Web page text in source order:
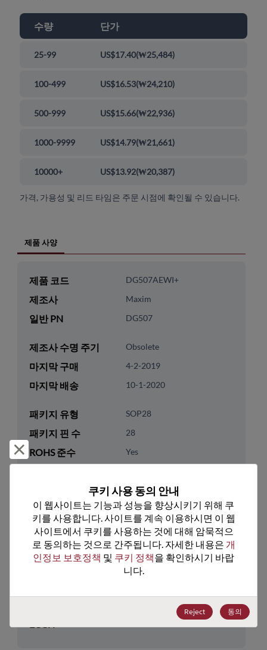
수량 단가
25-99 US$17.40(₩25,484)
100-499 US$16.53(₩24,210)
500-999 US$15.66(₩22,936)
1000-9999 US$14.79(₩21,661)
10000+ US$13.92(₩20,387)
가격, 가용성 및 리드 타임은 주문 시점에 확인될 수 있습니다.
제품 사양
제품 코드 DG507AEWI+
제조사 Maxim
일반 PN DG507
제조사 수명 주기 Obsolete
마지막 구매 4-2-2019
마지막 배송 10-1-2020
패키지 유형 SOP28
패키지 핀 수 28
ROHS 준수 Yes
Tube
패키지 수량 25
기술 카테고리 Analog & Mixed Signal
기술 하위 카테고리 Multiplexer & Switch
Multiplexers/Switches
거부 및 닫기
쿠키 사용 동의 안내
이 웹사이트는 기능과 성능을 향상시키기 위해 쿠
키를 사용합니다. 사이트를 계속 이용하시면 이 웹
사이트에서 쿠키를 사용하는 것에 대해 암묵적으
로 동의하는 것으로 간주됩니다. 자세한 내용은 개
인정보 보호정책 및 쿠키 정책을 확인하시기 바랍
니다.
Reject 동의